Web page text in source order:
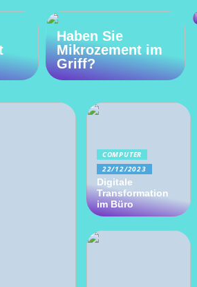
Haben Sie
Mikrozement im
Griff?
COMPUTER
22/12/2023
Digitale
Transformation
im Büro